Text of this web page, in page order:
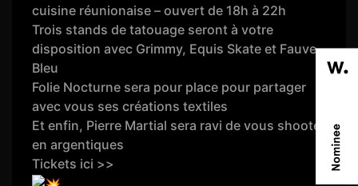
cuisine réunionaise – ouvert de 18h à 22h
Trois stands de tatouage seront à votre
disposition avec Grimmy, Equis Skate et Fauve
Bleu
Folie Nocturne sera pour place pour partager
avec vous ses créations textiles
Et enfin, Pierre Martial sera ravi de vous shooter
en argentiques
Tickets ici >>